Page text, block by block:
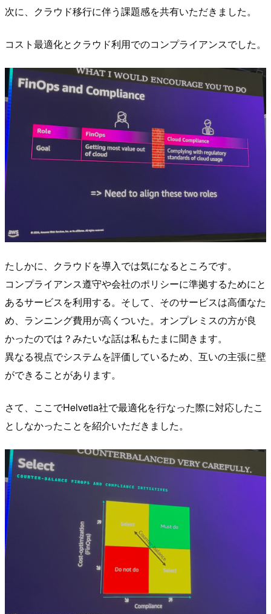
次に、クラウド移行に伴う課題感を共有いただきました。
コスト最適化とクラウド利用でのコンプライアンスでした。
たしかに、クラウドを導入では気になるところです。
コンプライアンス遵守や会社のポリシーに準拠するためにと
あるサービスを利用する。そして、そのサービスは高価なた
め、ランニング費用が高くついた。オンプレミスの方が良
かったのでは？みたいな話は私もたまに聞きます。
異なる視点でシステムを評価しているため、互いの主張に壁
ができることがあります。
さて、ここでHelvetia社で最適化を行なった際に対応したこ
としなかったことを紹介いただきました。